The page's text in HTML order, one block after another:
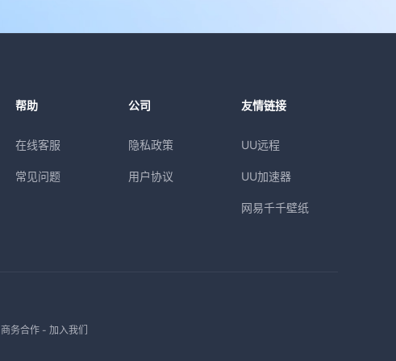
帮助
在线客服
常见问题
公司
隐私政策
用户协议
友情链接
UU远程
UU加速器
网易千千壁纸
商务合作- 加入我们